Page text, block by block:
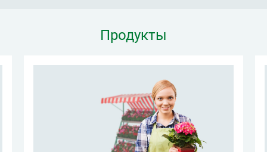
Продукты